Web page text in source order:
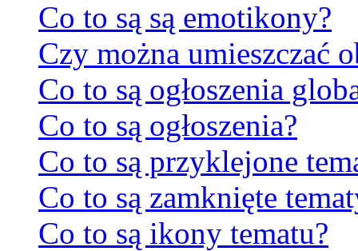
Co to są są emotikony?
Czy można umieszczać
Co to są ogłoszenia
Co to są ogłoszenia?
Co to są przyklejone
Co to są zamknięte
Co to są ikony tematu?